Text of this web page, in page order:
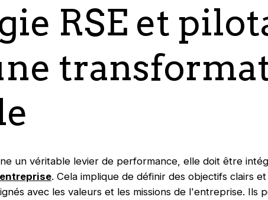
RSE et
un véritable levier de performance, elle doit être
. Cela implique de définir des objectifs clairs
avec les valeurs et les missions de l'entreprise. Ils